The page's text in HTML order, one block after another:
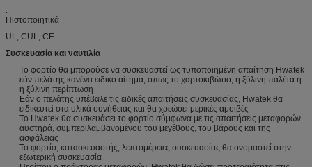
Πιστοποιητικά
UL, CUL, CE
Συσκευασία και ναυτιλία
Το φορτίο θα μπορούσε να συσκευαστεί ως τυποποιημένη απαίτηση Hwatek
εάν πελάτης κανένα ειδικό αίτημα, όπως το χαρτοκιβώτιο, η ξύλινη παλέτα ή
η ξύλινη περίπτωση
Εάν ο πελάτης υπέβαλε τις ειδικές απαιτήσεις συσκευασίας, Hwatek θα
ειδικευτεί στα υλικά συνήθειας και θα χρεώσει μερικές αμοιβές
Το Hwatek θα συσκευάσει το φορτίο σύμφωνα με τις απαιτήσεις μεταφορών
αυστηρά, συμπεριλαμβανομένου του μεγέθους, του βάρους και της
ασφάλειας
Το φορτίο, κατασκευαστής, λεπτομέρειες συσκευασίας θα ονομαστεί στην
εξωτερική συσκευασία